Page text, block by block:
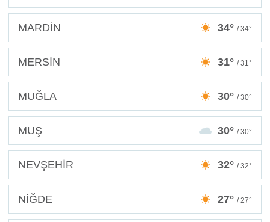
MARDİN 34° / 34°
MERSİN 31° / 31°
MUĞLA 30° / 30°
MUŞ 30° / 30°
NEVŞEHİR 32° / 32°
NİĞDE 27° / 27°